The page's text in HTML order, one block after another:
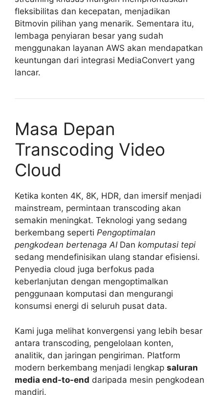
fleksibilitas dan kecepatan, menjadikan
Bitmovin pilihan yang menarik. Sementara itu,
lembaga penyiaran besar yang sudah
menggunakan layanan AWS akan mendapatkan
keuntungan dari integrasi MediaConvert yang
lancar.
Masa Depan
Transcoding Video
Cloud
Ketika konten 4K, 8K, HDR, dan imersif menjadi
mainstream, permintaan transcoding akan
semakin meningkat. Teknologi yang sedang
berkembang seperti Pengoptimalan
pengkodean bertenaga AIDan komputasi tepi
sedang mendefinisikan ulang standar efisiensi.
Penyedia cloud juga berfokus pada
keberlanjutan dengan mengoptimalkan
penggunaan komputasi dan mengurangi
konsumsi energi di seluruh pusat data.
Kami juga melihat konvergensi yang lebih besar
antara transcoding, pengelolaan konten,
analitik, dan jaringan pengiriman. Platform
modern berkembang menjadi lengkap saluran
media end-to-end daripada mesin pengkodean
mandiri.